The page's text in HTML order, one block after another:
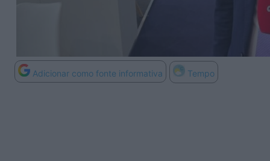
Adicionar como fonte informativa Tempo